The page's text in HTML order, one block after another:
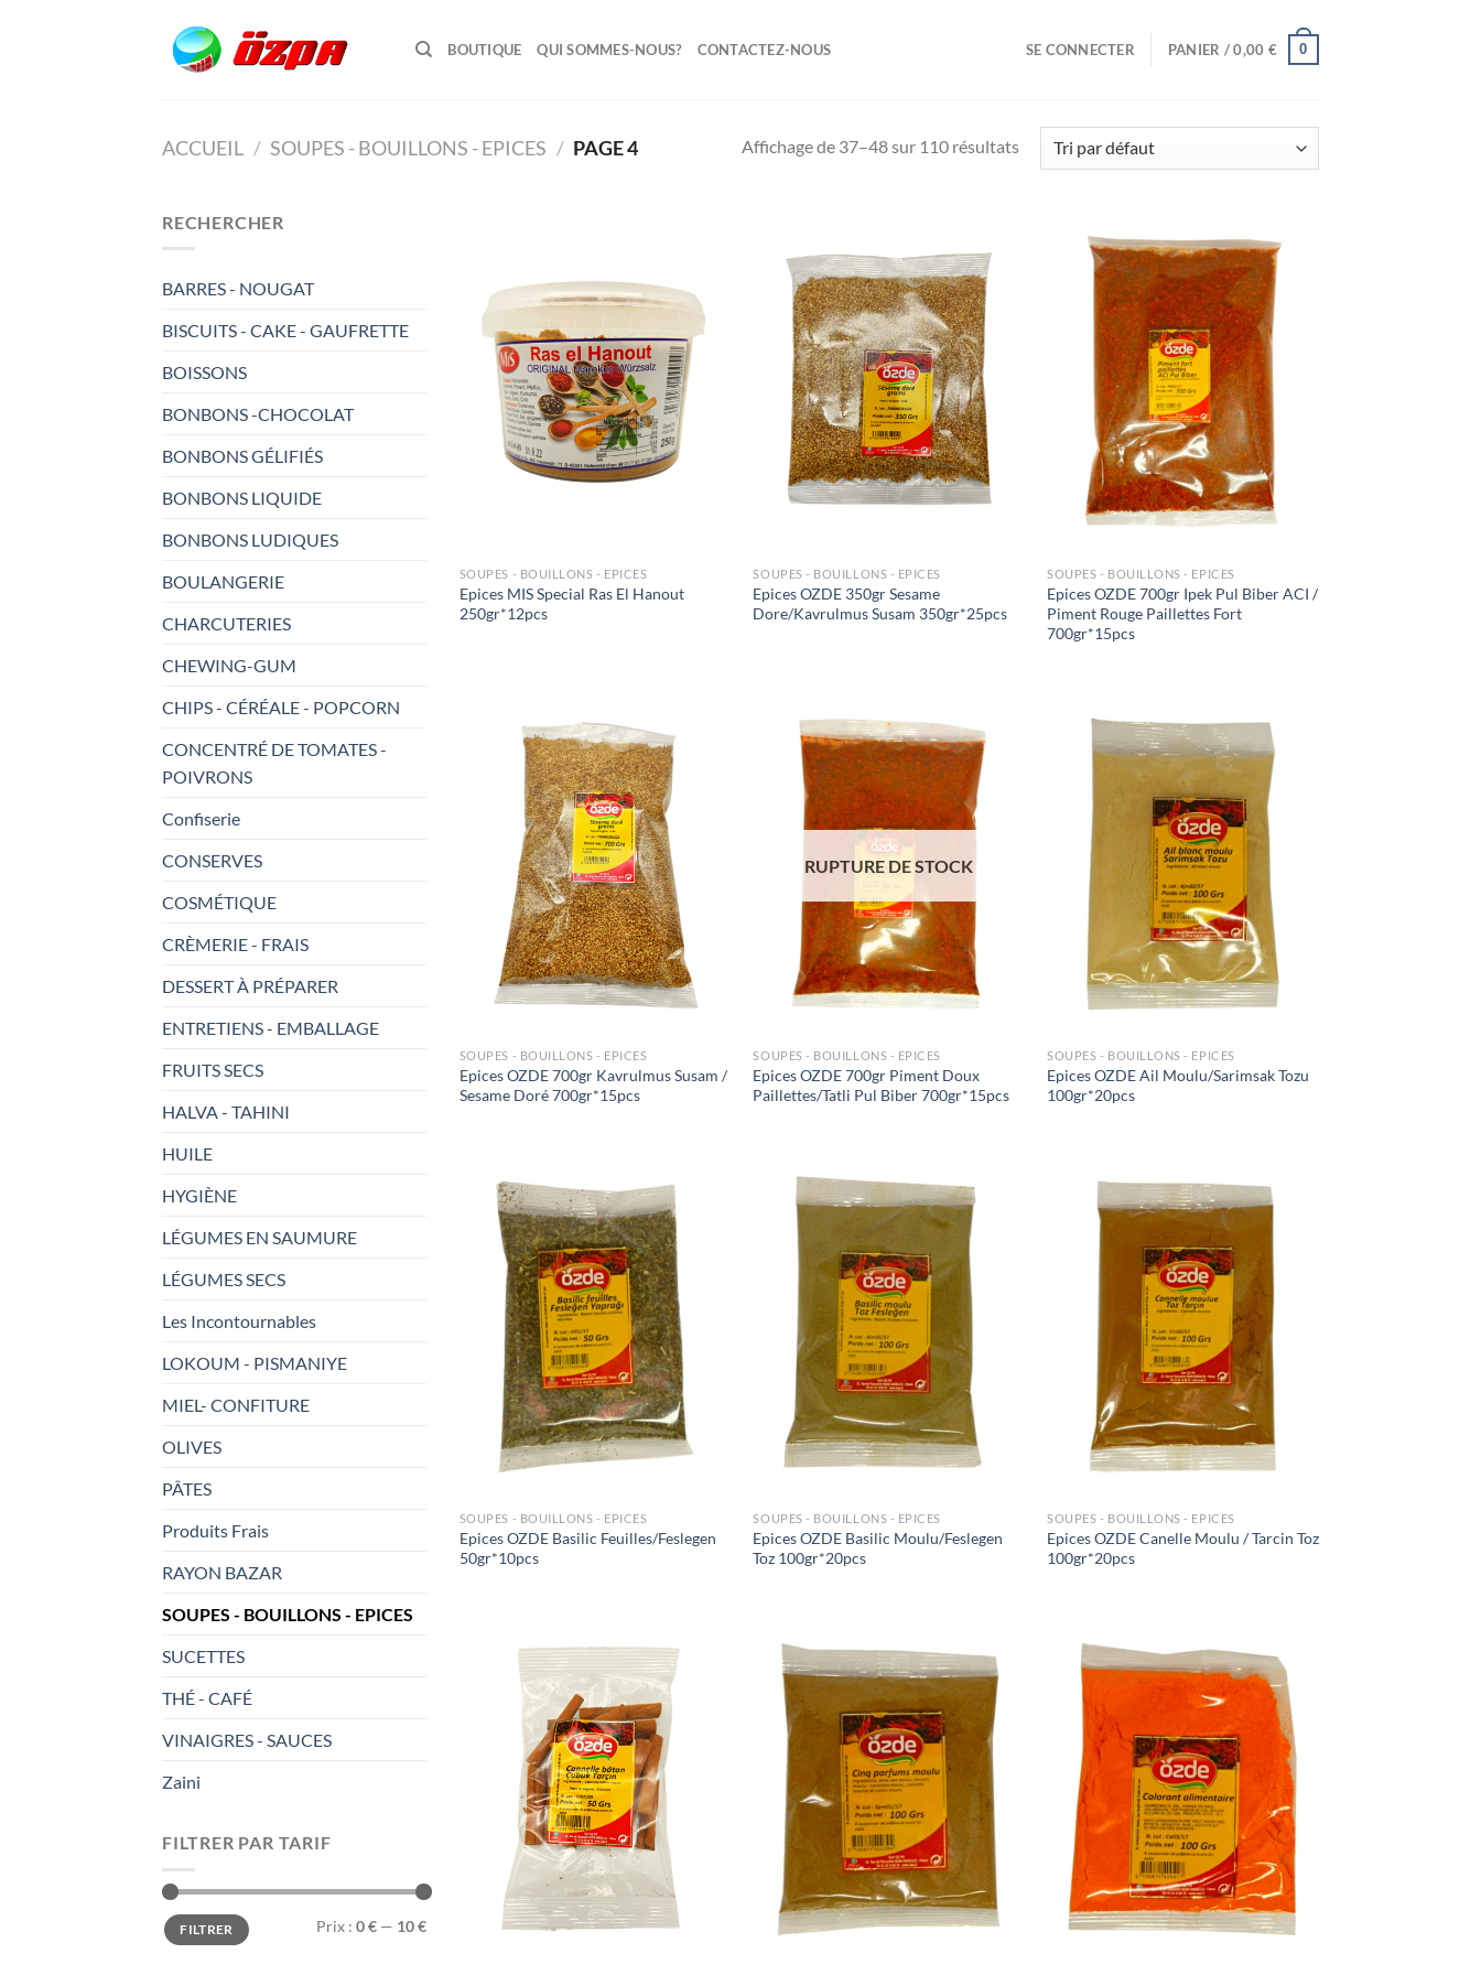
BOUTIQUE QUI SOMMES-NOUS? CONTACTEZ-NOUS SE CONNECTER PANIER /0,00 € 0
ACCUEIL / SOUPES - BOUILLONS - EPICES / PAGE 4 Affichage de 37–48 sur 110 résultats
RECHERCHER
BARRES - NOUGAT
BISCUITS - CAKE - GAUFRETTE
BOISSONS
BONBONS -CHOCOLAT
BONBONS GÉLIFIÉS
BONBONS LIQUIDE
BONBONS LUDIQUES
BOULANGERIE
CHARCUTERIES
CHEWING-GUM
CHIPS - CÉRÉALE - POPCORN
CONCENTRÉ DE TOMATES -
POIVRONS
Confiserie
CONSERVES
COSMÉTIQUE
CRÈMERIE - FRAIS
DESSERT À PRÉPARER
ENTRETIENS - EMBALLAGE
FRUITS SECS
HALVA - TAHINI
HUILE
HYGIÈNE
LÉGUMES EN SAUMURE
LÉGUMES SECS
Les Incontournables
LOKOUM - PISMANIYE
MIEL- CONFITURE
OLIVES
PÂTES
Produits Frais
RAYON BAZAR
SOUPES - BOUILLONS - EPICES
SUCETTES
THÉ - CAFÉ
VINAIGRES - SAUCES
Zaini
FILTRER PAR TARIF
Prix
min
Prix
maxFILTRER Prix : 0 € — 10 €
de
souhaits
SOUPES - BOUILLONS - EPICES
Epices MIS Special Ras El Hanout
250gr*12pcs
Ajouter
à la liste
de
souhaits
SOUPES - BOUILLONS - EPICES
Epices OZDE 350gr Sesame
Dore/Kavrulmus Susam 350gr*25pcs
Ajouter
à la liste
de
souhaits
SOUPES - BOUILLONS - EPICES
Epices OZDE 700gr Ipek Pul Biber ACI /
Piment Rouge Paillettes Fort
700gr*15pcs
Ajouter
à la liste
souhaits
SOUPES - BOUILLONS - EPICES
Epices OZDE 700gr Kavrulmus Susam /
Sesame Doré 700gr*15pcs
Ajouter
à la liste
de
souhaits
RUPTURE DE STOCK
SOUPES - BOUILLONS - EPICES
Epices OZDE 700gr Piment Doux
Paillettes/Tatli Pul Biber 700gr*15pcs
Ajouter
à la liste
de
souhaits
SOUPES - BOUILLONS - EPICES
Epices OZDE Ail Moulu/Sarimsak Tozu
100gr*20pcs
Ajouter
à la liste
souhaits
SOUPES - BOUILLONS - EPICES
Epices OZDE Basilic Feuilles/Feslegen
50gr*10pcs
Ajouter
à la liste
souhaits
SOUPES - BOUILLONS - EPICES
Epices OZDE Basilic Moulu/Feslegen
Toz 100gr*20pcs
Ajouter
souhaits
SOUPES - BOUILLONS - EPICES
Epices OZDE Canelle Moulu / Tarcin Toz
100gr*20pcs
Ajouter
souhaits
Ajouter
à la liste
souhaits
Ajouter
à la liste
de
souhaits